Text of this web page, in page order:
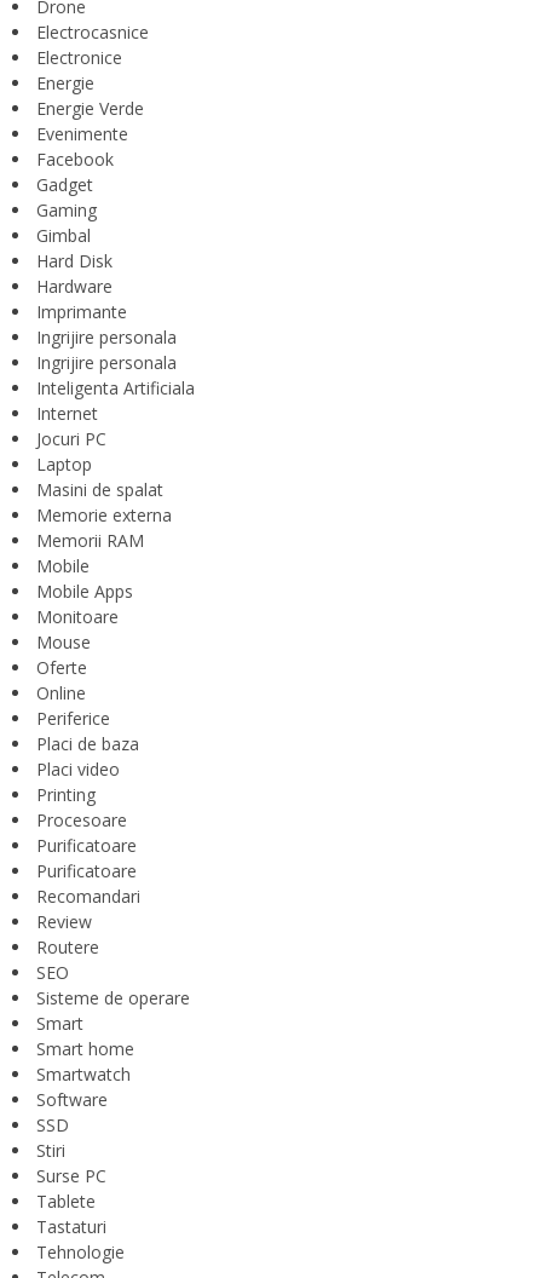
Drone
Electrocasnice
Electronice
Energie
Energie Verde
Evenimente
Facebook
Gadget
Gaming
Gimbal
Hard Disk
Hardware
Imprimante
Ingrijire personala
Ingrijire personala
Inteligenta Artificiala
Internet
Jocuri PC
Laptop
Masini de spalat
Memorie externa
Memorii RAM
Mobile
Mobile Apps
Monitoare
Mouse
Oferte
Online
Periferice
Placi de baza
Placi video
Printing
Procesoare
Purificatoare
Purificatoare
Recomandari
Review
Routere
SEO
Sisteme de operare
Smart
Smart home
Smartwatch
Software
SSD
Stiri
Surse PC
Tablete
Tastaturi
Tehnologie